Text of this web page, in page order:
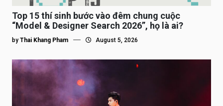
Top 15 thí sinh bước vào đêm chung cuộc
“Model & Designer Search 2026”, họ là ai?
by Thai Khang Pham August 5, 2026